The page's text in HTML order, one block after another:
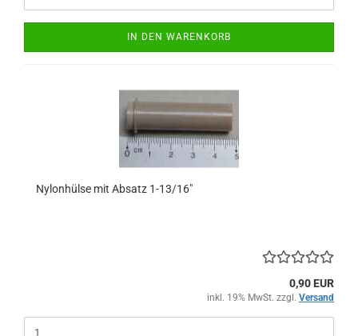
IN DEN WARENKORB
Nylonhülse mit Absatz 1-13/16"
0,90 EUR
inkl. 19% MwSt. zzgl. Versand